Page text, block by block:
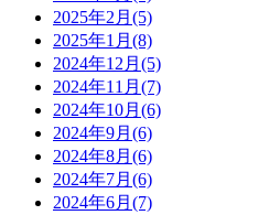
2025年2月(5)
2025年1月(8)
2024年12月(5)
2024年11月(7)
2024年10月(6)
2024年9月(6)
2024年8月(6)
2024年7月(6)
2024年6月(7)